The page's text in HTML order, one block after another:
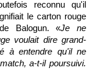
reconnu qu'il
le carton rouge
Balogun. «Je ne
voulait dire grand-
à entendre qu'il ne
a-t-il poursuivi.